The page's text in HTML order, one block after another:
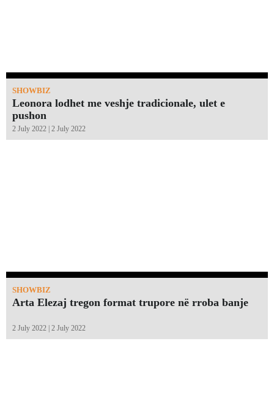
SHOWBIZ
Leonora lodhet me veshje tradicionale, ulet e
pushon
2 July 2022 | 2 July 2022
SHOWBIZ
Arta Elezaj tregon format trupore në rroba banje
2 July 2022 | 2 July 2022